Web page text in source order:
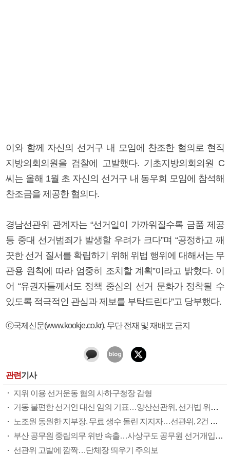
이와 함께 자신의 선거구 내 모임에 찬조한 혐의로 현직
지방의회의원을 검찰에 고발했다. 기초지방의회의원 C
씨는 올해 1월 초 자신의 선거구 내 동우회 모임에 참석해
찬조금을 제공한 혐의다.
경남선관위 관계자는 “선거일이 가까워질수록 금품 제공
등 중대 선거범죄가 발생할 우려가 크다”며 “공정하고 깨
끗한 선거 질서를 확립하기 위해 위법 행위에 대해서는 무
관용 원칙에 따라 엄중히 조치할 계획”이라고 밝혔다. 이
어 “유권자들께서도 정책 중심의 선거 문화가 정착될 수
있도록 적극적인 관심과 제보를 부탁드린다”고 당부했다.
ⓒ국제신문(www.kookje.co.kr), 무단 전재 및 재배포 금지
관련기사
지위 이용 선거운동 혐의 사하구청장 감형
거동 불편한 선거인 대신 임의 기표…양산선관위, 선거법 위반 혐의 고발
노조원 동원한 지부장, 무료 생수 돌린 지지자…선관위, 2건 경찰 고발
부산 공무원 중립의무 위반 속출…사상구도 공무원 선거개입 정황
선관위 고발에 깜짝…단체장 띄우기 주의보